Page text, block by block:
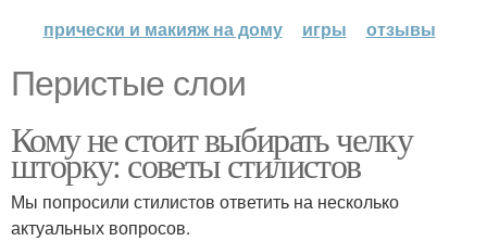
прически и макияж на дому
игры отзывы
Перистые слои
Кому не стоит выбирать челку
шторку: советы стилистов
Мы попросили стилистов ответить на несколько
актуальных вопросов.